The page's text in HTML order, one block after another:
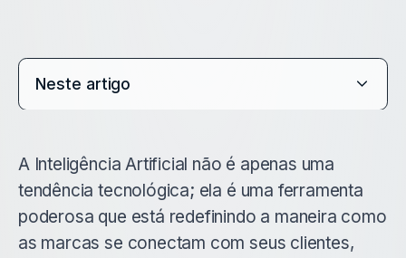
Neste artigo
A Inteligência Artificial não é apenas uma
tendência tecnológica; ela é uma ferramenta
poderosa que está redefinindo a maneira como
as marcas se conectam com seus clientes,